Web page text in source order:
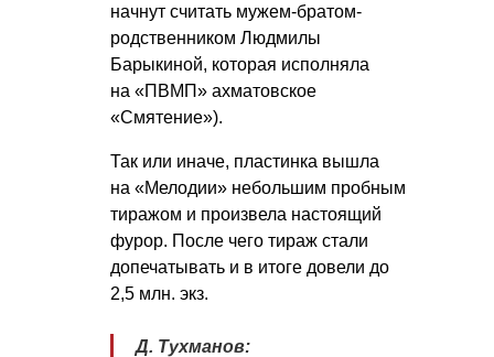
начнут считать мужем-братом-
родственником Людмилы
Барыкиной, которая исполняла
на «ПВМП» ахматовское
«Смятение»).
Так или иначе, пластинка вышла
на «Мелодии» небольшим пробным
тиражом и произвела настоящий
фурор. После чего тираж стали
допечатывать и в итоге довели до
2,5 млн. экз.
Д. Тухманов: